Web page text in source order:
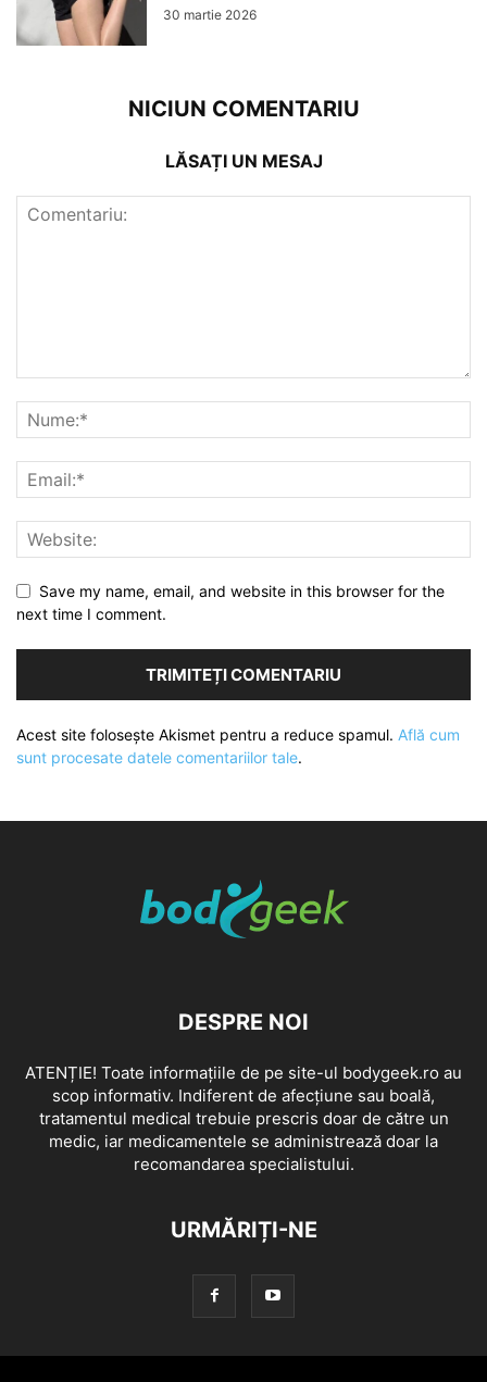
30 martie 2026
NICIUN COMENTARIU
LĂSAȚI UN MESAJ
Save my name, email, and website in this browser for the
next time I comment.
Acest site folosește Akismet pentru a reduce spamul. Află cum
sunt procesate datele comentariilor tale.
DESPRE NOI
ATENȚIE! Toate informațiile de pe site-ul bodygeek.ro au
scop informativ. Indiferent de afecțiune sau boală,
tratamentul medical trebuie prescris doar de către un
medic, iar medicamentele se administrează doar la
recomandarea specialistului.
URMĂRIȚI-NE